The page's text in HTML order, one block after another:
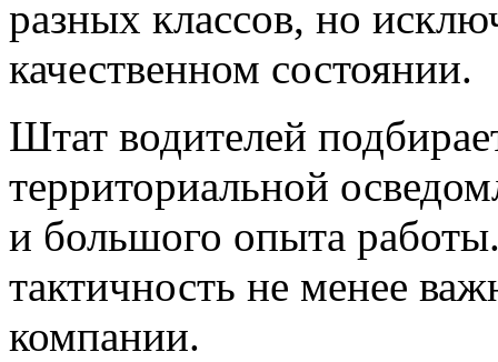
разных классов, но
качественном состоянии.
Штат водителей
территориальной
и большого опыта
тактичность не менее
компании.